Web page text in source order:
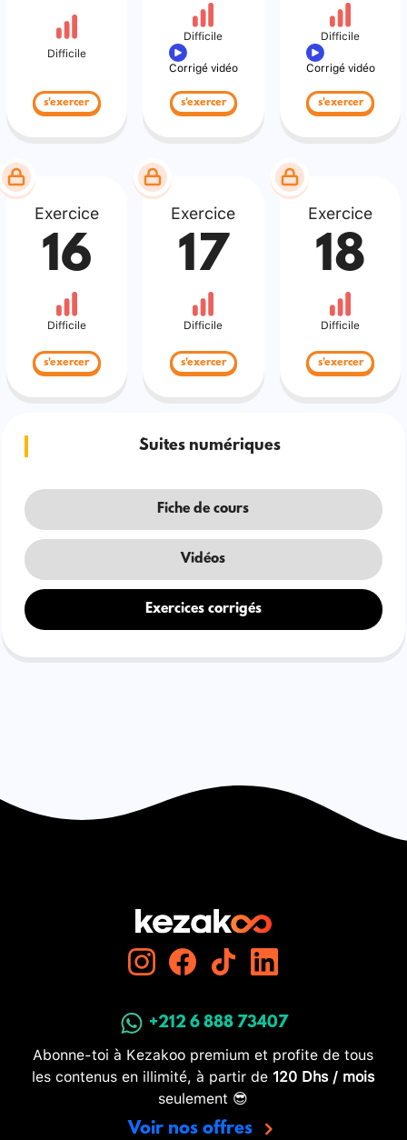
Difficile
s'exercer
Difficile
Corrigé vidéo
s'exercer
Difficile
Corrigé vidéo
s'exercer
Exercice
16
Difficile
s'exercer
Exercice
17
Difficile
s'exercer
Exercice
18
Difficile
s'exercer
Suites numériques
Fiche de cours
Vidéos
Exercices corrigés
+212 6 888 73407
Abonne-toi à Kezakoo premium et profite de tous
les contenus en illimité, à partir de 120 Dhs / mois
seulement 😎
Voir nos offres